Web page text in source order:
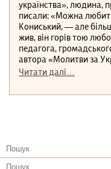
українства», людина,
писали: «Можна
Кониський, — але
жив, він горів тою
педагога,
автора «Молитви за
Читати далі…